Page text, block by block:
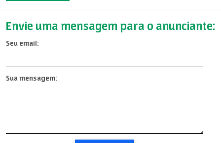
Envie uma mensagem para o anunciante:
Seu email:
Sua mensagem: